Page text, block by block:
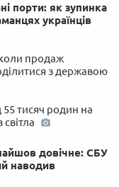
порти: як зупинка
українців
продаж
з державою
55 тисяч родин на
довічне: СБУ
наводив